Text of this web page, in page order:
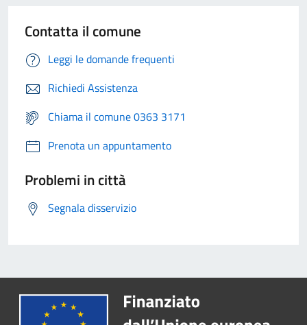
Contatta il comune
Leggi le domande frequenti
Richiedi Assistenza
Chiama il comune 0363 3171
Prenota un appuntamento
Problemi in città
Segnala disservizio